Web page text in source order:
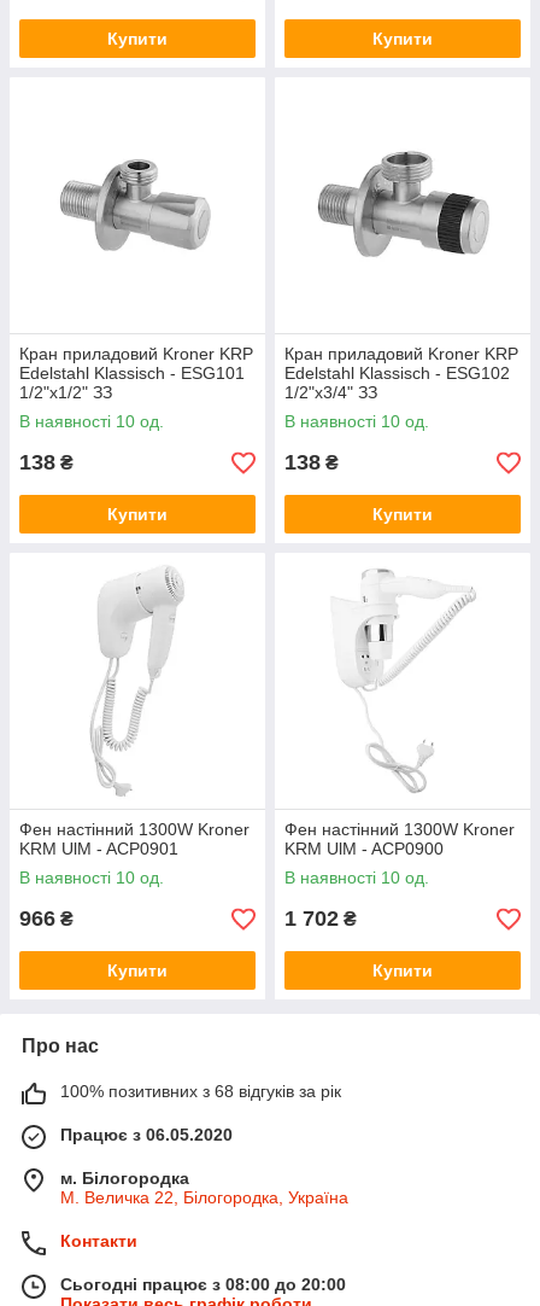
Купити Купити
Кран приладовий Kroner KRP
Edelstahl Klassisch - ESG101
1/2"х1/2" ЗЗ
В наявності 10 од.
138 ₴
Купити
Кран приладовий Kroner KRP
Edelstahl Klassisch - ESG102
1/2"х3/4" ЗЗ
В наявності 10 од.
138 ₴
Купити
Фен настінний 1300W Kroner
KRM UlM - ACP0901
В наявності 10 од.
966 ₴
Купити
Фен настінний 1300W Kroner
KRM UlM - ACP0900
В наявності 10 од.
1 702 ₴
Купити
Про нас
100% позитивних з 68 відгуків за рік
Працює з 06.05.2020
м. Білогородка
М. Величка 22, Білогородка, Україна
Контакти
Сьогодні працює з 08:00 до 20:00